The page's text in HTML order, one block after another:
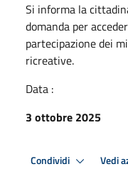
Si informa la
domanda per
partecipazione dei
ricreative.
Data :
3 ottobre 2025
Condividi Vedi